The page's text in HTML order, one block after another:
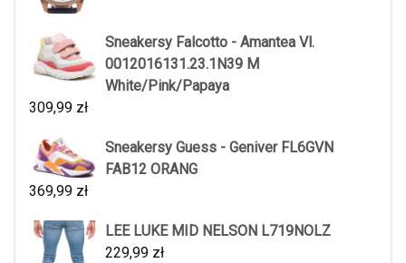
Sneakersy Falcotto - Amantea Vl.
0012016131.23.1N39 M
White/Pink/Papaya
309,99 zł
Sneakersy Guess - Geniver FL6GVN
FAB12 ORANG
369,99 zł
LEE LUKE MID NELSON L719NOLZ
229,99 zł